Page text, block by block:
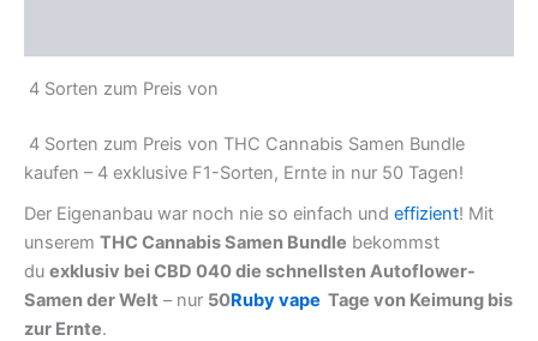
4 Sorten zum Preis von
4 Sorten zum Preis von THC Cannabis Samen Bundle
kaufen – 4 exklusive F1-Sorten, Ernte in nur 50 Tagen!
Der Eigenanbau war noch nie so einfach und effizient! Mit
unserem THC Cannabis Samen Bundle bekommst
du exklusiv bei CBD 040 die schnellsten Autoflower-
Samen der Welt – nur 50Ruby vape Tage von Keimung bis
zur Ernte.